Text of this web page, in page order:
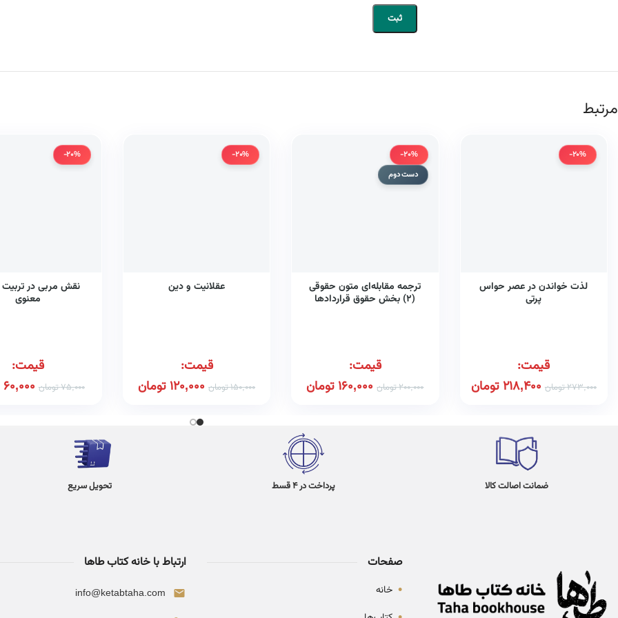
مرتبط
-20%
لذت خواندن در عصر حواس
پرتی
قیمت:
273,000تومان 218,400تومان
-20%
دست دوم
ترجمه مقابله‌ای متون حقوقی
(۲) بخش حقوق قراردادها
قیمت:
200,000تومان 160,000تومان
-20%
عقلانیت و دین
قیمت:
150,000تومان 120,000تومان
-20%
نقش مربی در تربیت
معنوی
قیمت:
75,000تومان 60,000
ضمانت اصالت کالا پرداخت در 4 قسط تحویل سریع
صفحات
• خانه
ارتباط با خانه کتاب طاها
info@ketabtaha.com